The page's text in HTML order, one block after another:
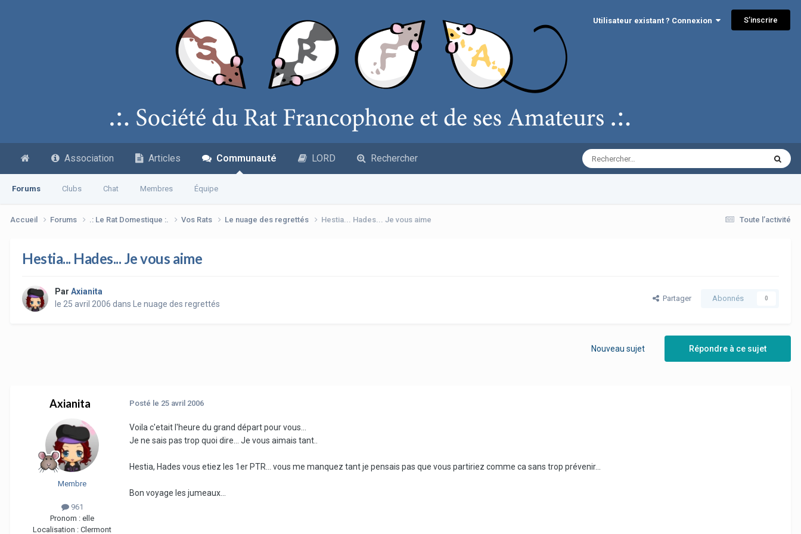
Utilisateur existant ? Connexion S’inscrire
Association Articles Communauté
Forums Clubs Chat Membres Équipe
LORD Rechercher
Toute l’activité
Accueil Forums .: Le Rat Domestique :. Vos Rats Le nuage des regrettés Hestia... Hades... Je vous aime
Hestia... Hades... Je vous aime
Par Axianita
le 25 avril 2006 dans Le nuage des regrettés
Partager Abonnés 0
Répondre à ce sujet
Nouveau sujet
Axianita
Membre
961
Pronom : elle
Localisation : Clermont
Posté le 25 avril 2006
Voila c'etait l'heure du grand départ pour vous...
Je ne sais pas trop quoi dire... Je vous aimais tant..
Hestia, Hades vous etiez les 1er PTR... vous me manquez tant je pensais pas que vous partiriez comme ca sans trop prévenir...
Bon voyage les jumeaux...